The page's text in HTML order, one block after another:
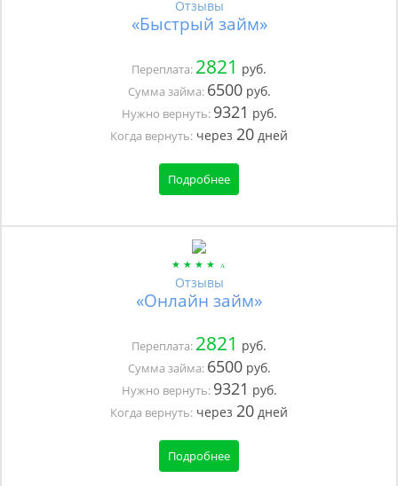
Отзывы
«Быстрый займ»
Переплата: 2821 руб.
Сумма займа: 6500руб.
Нужно вернуть: 9321 руб.
Когда вернуть: через 20 дней
Подробнее
Отзывы
«Онлайн займ»
Переплата: 2821 руб.
Сумма займа: 6500руб.
Нужно вернуть: 9321 руб.
Когда вернуть: через 20 дней
Подробнее